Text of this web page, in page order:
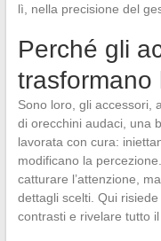
lì, nella precisione del
Perché gli
trasformano
Sono loro, gli accessori,
di orecchini audaci, una
lavorata con cura:
modificano la
catturare l’attenzione,
dettagli scelti. Qui
contrasti e rivelare tutto